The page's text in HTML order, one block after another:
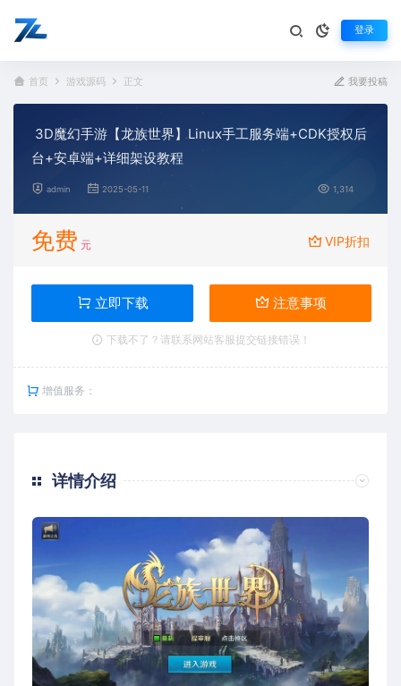
登录
首页 游戏源码 正文 我要投稿
3D魔幻手游【龙族世界】Linux手工服务端+CDK授权后
台+安卓端+详细架设教程
admin 2025-05-11 1,314
免费 元 VIP折扣
立即下载 注意事项
下载不了？请联系网站客服提交链接错误！
增值服务：
详情介绍